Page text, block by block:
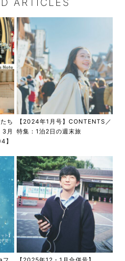
ARTICLES
ち
3月
】
【2024年1月号】CONTENTS／
特集：1泊2日の週末旅